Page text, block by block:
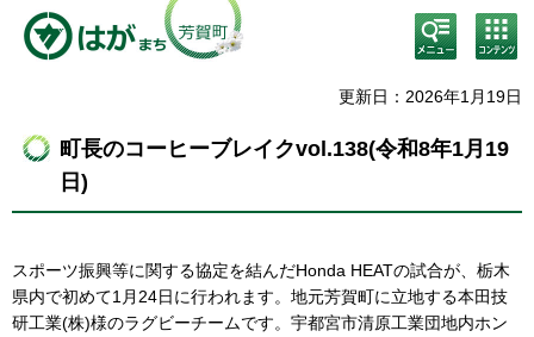
検
索・
メニ
コン
テン
ニュ
更新日：2026年1月19日
町長のコーヒーブレイクvol.138(令和8年1月19
日)
スポーツ振興等に関する協定を結んだHonda HEATの試合が、栃木
県内で初めて1月24日に行われます。地元芳賀町に立地する本田技
研工業(株)様のラグビーチームです。宇都宮市清原工業団地内ホン